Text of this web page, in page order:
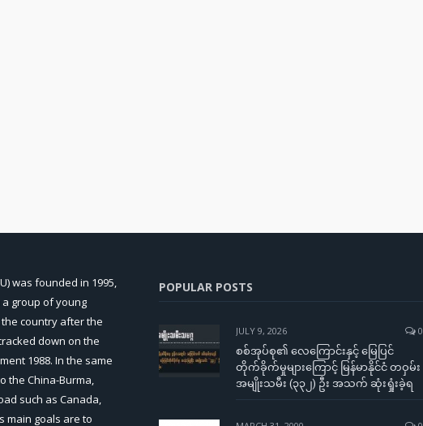
was founded in 1995,
group of young
country after the
down on the
1988. In the same
the China-Burma,
such as Canada,
main goals are to
POPULAR POSTS
JULY 9, 2026 0
စစ်အုပ်စု၏ လေကြောင်းနှင့် မြေပြင်
တိုက်ခိုက်မှုများကြောင့် မြန်မာနိုင်ငံ တဝှမ်း
အမျိုးသမီး (၃၃၂) ဦး အသက် ဆုံးရှုံးခဲ့ရ